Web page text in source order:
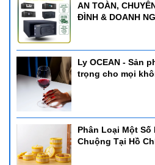
AN TOÀN,
ĐÌNH & DOANH
Ly OCEAN - Sản
trọng cho mọi
Phân Loại Một
Chuộng Tại Hồ